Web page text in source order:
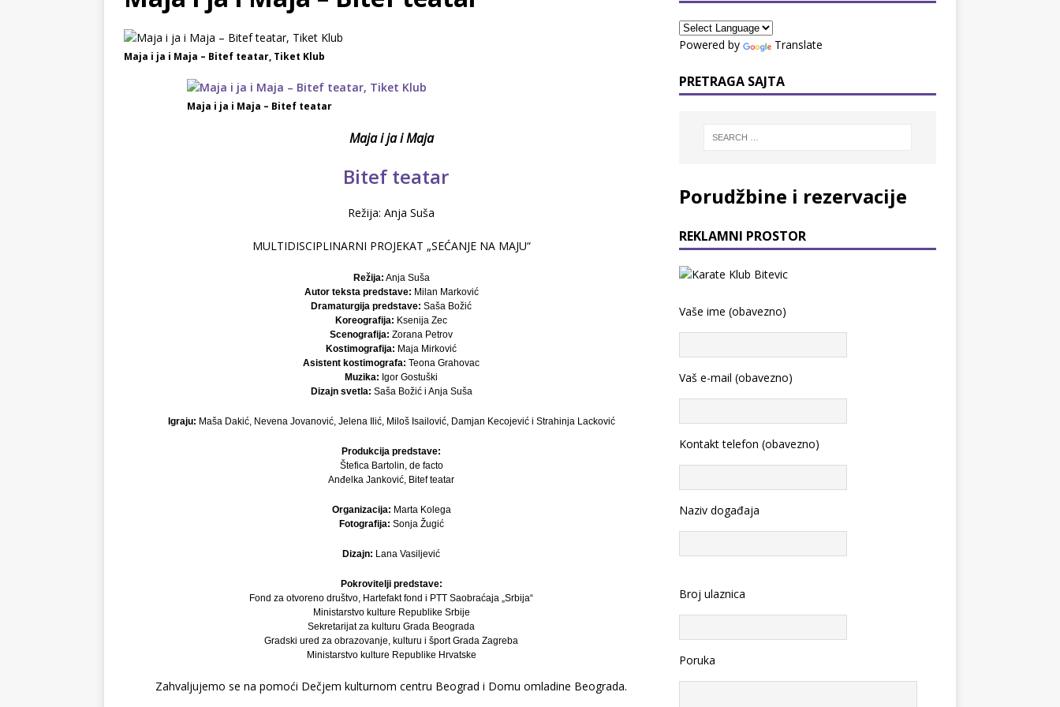
Maja i ja i Maja – Bitef teatar, Tiket Klub
Maja i ja i Maja – Bitef teatar
Maja i ja i Maja
Bitef teatar
Režija: Anja Suša
MULTIDISCIPLINARNI PROJEKAT „SEĆANJE NA MAJU“
Režija: Anja Suša
Autor teksta predstave: Milan Marković
Dramaturgija predstave: Saša Božić
Koreografija: Ksenija Zec
Scenografija:Zorana Petrov
Kostimografija: Maja Mirković
Asistent kostimografa:Teona Grahovac
Muzika: Igor Gostuški
Dizajn svetla: Saša Božić i Anja Suša
Igraju: Maša Dakić, Nevena Jovanović, Jelena Ilić, Miloš Isailović, Damjan Kecojević i Strahinja Lacković
Produkcija predstave:
Štefica Bartolin, de facto
Anđelka Janković, Bitef teatar
Organizacija: Marta Kolega
Fotografija: Sonja Žugić
Dizajn: Lana Vasiljević
Pokrovitelji predstave:
Fond za otvoreno društvo, Hartefakt fond i PTT Saobraćaja „Srbija“
Ministarstvo kulture Republike Srbije
Sekretarijat za kulturu Grada Beograda
Gradski ured za obrazovanje, kulturu i šport Grada Zagreba
Ministarstvo kulture Republike Hrvatske
Zahvaljujemo se na pomoći Dečjem kulturnom centru Beograd i Domu omladine Beograda.
Powered by Translate
PRETRAGA SAJTA
Porudžbine i rezervacije
REKLAMNI PROSTOR
Vaše ime (obavezno)
Vaš e-mail (obavezno)
Kontakt telefon (obavezno)
Naziv događaja
Broj ulaznica
Poruka